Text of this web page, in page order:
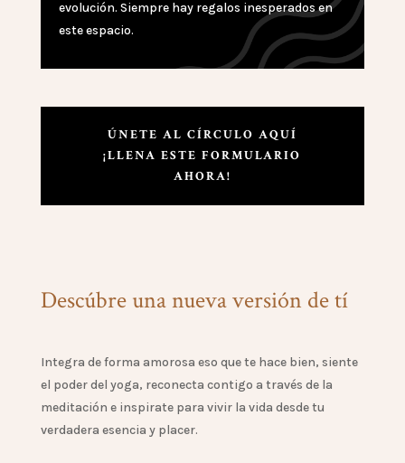
evolución. Siempre hay regalos inesperados en
este espacio.
ÚNETE AL CÍRCULO AQUÍ
¡LLENA ESTE FORMULARIO
AHORA!
Descúbre una nueva versión de tí
Integra de forma amorosa eso que te hace bien, siente
el poder del yoga, reconecta contigo a través de la
meditación e inspirate para vivir la vida desde tu
verdadera esencia y placer.